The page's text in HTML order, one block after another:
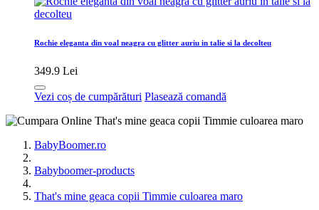
Rochie eleganta din voal neagra cu glitter auriu in talie si la decolteu
349.9 Lei
Vezi coș de cumpărături Plasează comandă
BabyBoomer.ro
Babyboomer-products
That's mine geaca copii Timmie culoarea maro